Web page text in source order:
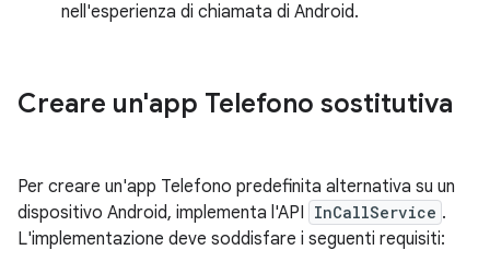
nell'esperienza di chiamata di Android.
Creare un'app Telefono sostitutiva
Per creare un'app Telefono predefinita alternativa su un
dispositivo Android, implementa l'API InCallService .
L'implementazione deve soddisfare i seguenti requisiti: